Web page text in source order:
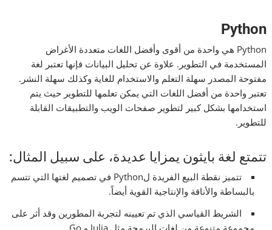
Python
Python هي واحدة من أقوى وأفضل اللغات متعددة الأغراض
المستخدمة في التطوير. علاوة عن تحليل البيانات فإنها تعتبر لغة
مفتوحة المصدر سهلة التعلم والاستخدام للغاية وكذلك سهلة النشر.
تعتبر واحدة من أفضل اللغات التي يمكن تعلمها للتطوير حيث يتم
استخدامها بشكل كبير لتطوير صفحات الويب والتطبيقات القابلة
للتطوير.
تتمتع لغة بايثون يمزايا عديدة، على سبيل المثال:
تتميز نقطة البيع الفريدة لPython في تصميم لغتها التي تتسم
بالبساطة والأناقة والإنتاجية القوية أيضاً.
الشريط القياسي الذي تم تعيينه لتجربة المطورين وقد أثر على
مجموعة متنوعة من لغات البرمجة مثل Julia و Go.